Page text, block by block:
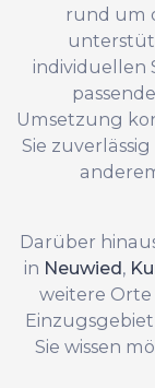
rund um
individuellen
Umsetzung
Sie
Darüber
in Neuwied,
weitere
Sie wissen